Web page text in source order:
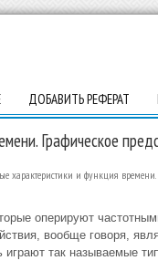
ДОБАВИТЬ РЕФЕРАТ
Графическое
характеристики и функция времени.
оперируют
вообще говоря,
так называемые